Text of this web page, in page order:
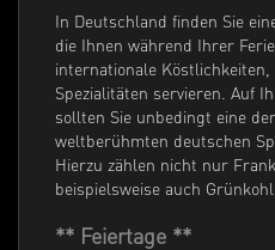
In Deutschland finden Sie
die Ihnen während Ihrer
internationale
Spezialitäten servieren. Auf
sollten Sie unbedingt eine
weltberühmten deutschen
Hierzu zählen nicht nur
beispielsweise auch
** Feiertage **